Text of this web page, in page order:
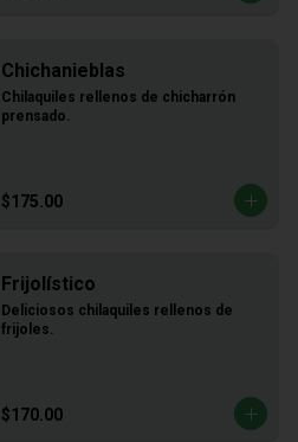
Chichanieblas
Chilaquiles rellenos de chicharrón
prensado.
$175.00
Frijolístico
Deliciosos chilaquiles rellenos de
frijoles.
$170.00